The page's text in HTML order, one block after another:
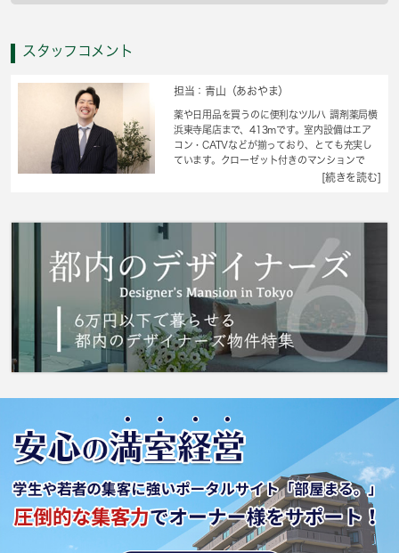
スタッフコメント
担当：青山（あおやま）
薬や日用品を買うのに便利なツルハ 調剤薬局横
浜東寺尾店まで、413mです。室内設備はエア
コン・CATVなどが揃っており、とても充実し
ています。クローゼット付きのマンションで
す。室温を一定に保つ、断熱性のあるフローリ
となら、地域に特化した当社にお問い合わせ
ますので、ご安心して住まい探しをお任せ下さ
い。
[続きを読む]